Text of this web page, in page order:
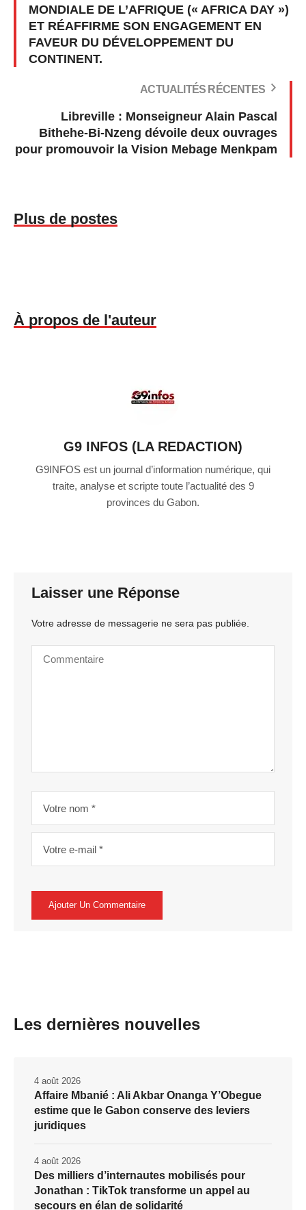
MONDIALE DE L’AFRIQUE (« AFRICA DAY »)
ET RÉAFFIRME SON ENGAGEMENT EN
FAVEUR DU DÉVELOPPEMENT DU
CONTINENT.
ACTUALITÉS RÉCENTES
Libreville : Monseigneur Alain Pascal
Bithehe-Bi-Nzeng dévoile deux ouvrages
pour promouvoir la Vision Mebage Menkpam
Plus de postes
À propos de l'auteur
G9 INFOS (LA REDACTION)
G9INFOS est un journal d’information numérique, qui
traite, analyse et scripte toute l’actualité des 9
provinces du Gabon.
Laisser une Réponse
Votre adresse de messagerie ne sera pas publiée.
Les dernières nouvelles
Affaire Mbanié : Ali Akbar Onanga Y’Obegue
estime que le Gabon conserve des leviers
juridiques
4 août 2026
Des milliers d’internautes mobilisés pour
Jonathan : TikTok transforme un appel au
secours en élan de solidarité
4 août 2026